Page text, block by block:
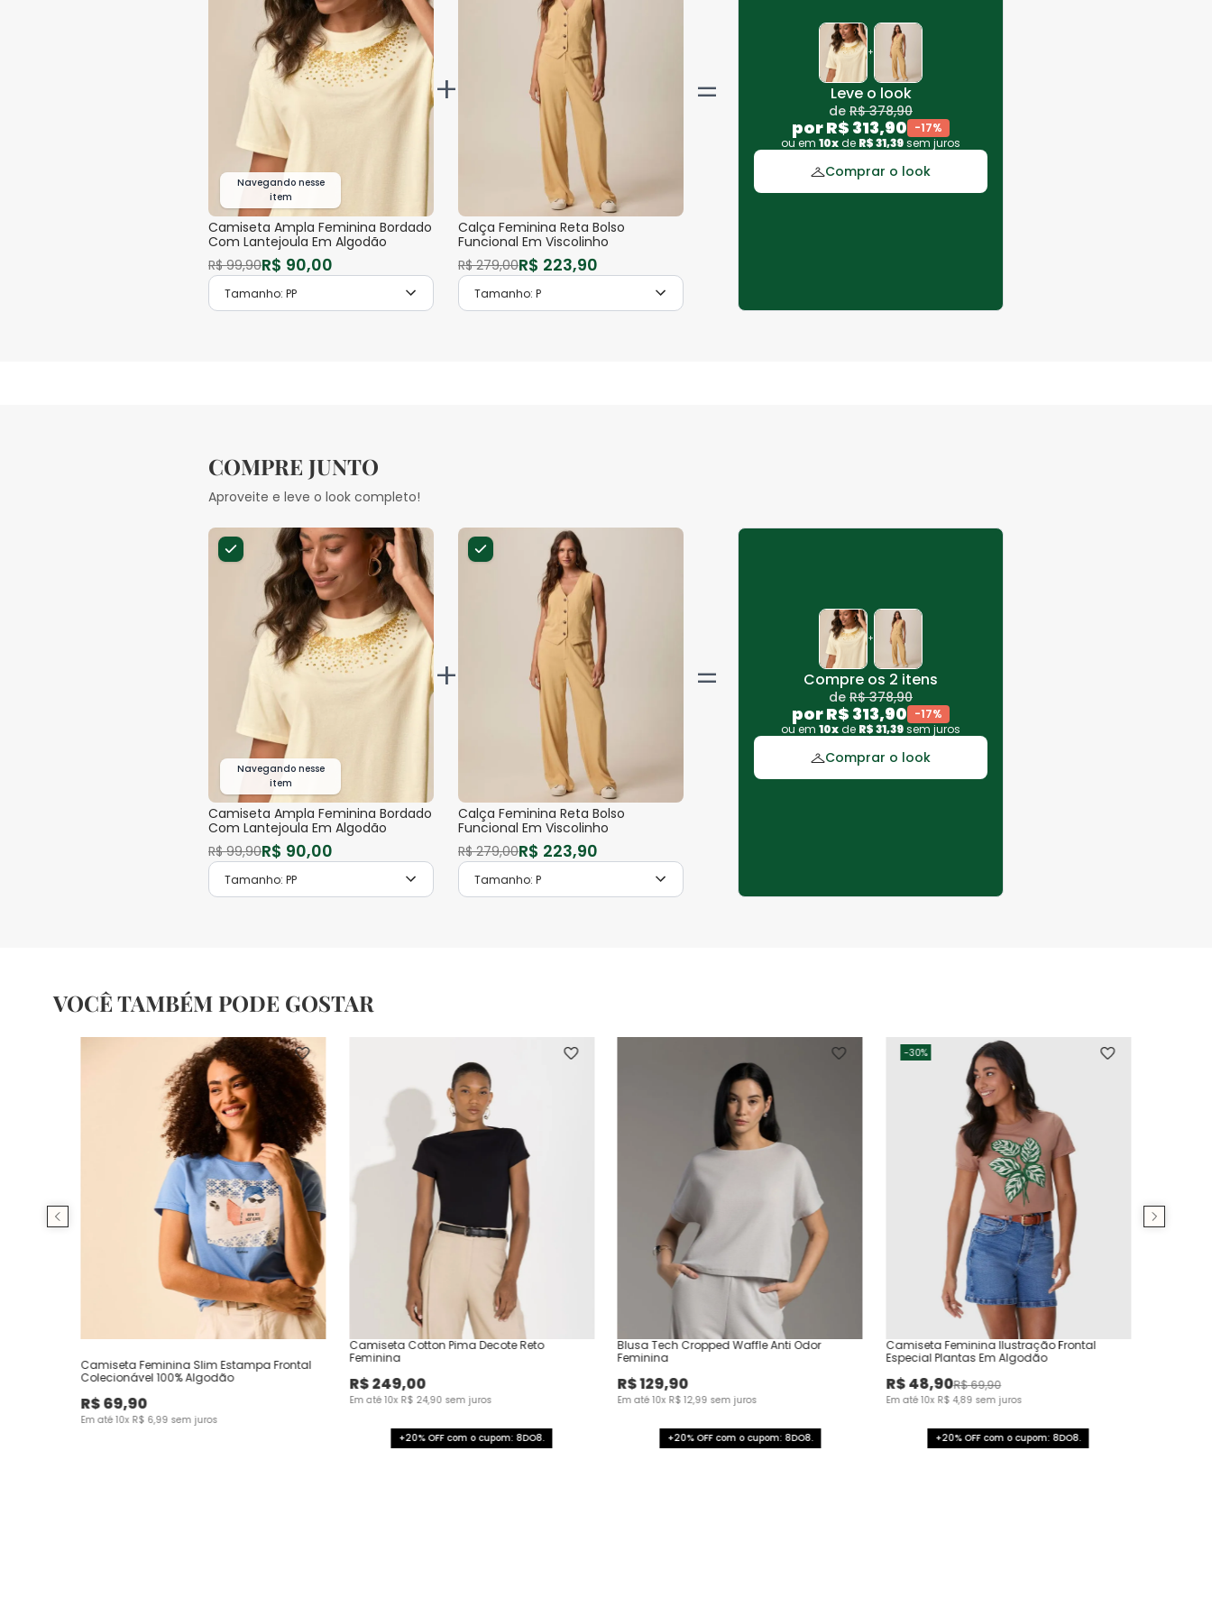
Navegando nesse
item
Camiseta Ampla Feminina Bordado
Com Lantejoula Em Algodão
R$ 99,90R$ 90,00
Tamanho: PP
+
Calça Feminina Reta Bolso
Funcional Em Viscolinho
R$ 279,00R$ 223,90
Tamanho: P
+
Leve o look
de R$ 378,90
porR$ 313,90 -17%
ou em 10xde R$31,39sem juros
Comprar o look
COMPRE JUNTO
Aproveite e leve o look completo!
Navegando nesse
item
Camiseta Ampla Feminina Bordado
Com Lantejoula Em Algodão
R$ 99,90R$ 90,00
Tamanho: PP
+
Calça Feminina Reta Bolso
Funcional Em Viscolinho
R$ 279,00R$ 223,90
Tamanho: P
+
Compre os 2 itens
de R$ 378,90
porR$ 313,90 -17%
ou em 10xde R$31,39sem juros
Comprar o look
VOCÊ TAMBÉM PODE GOSTAR
Camiseta Feminina Slim Estampa Frontal
Colecionável 100% Algodão
R$69,90
Em até10x R$ 6,99 sem juros
Camiseta Cotton Pima Decote Reto
Feminina
R$249,00
Em até10x R$ 24,90 sem juros
+20% OFF com o cupom: 8DO8.
Blusa Tech Cropped Waffle Anti Odor
Feminina
R$129,90
Em até10x R$ 12,99 sem juros
+20% OFF com o cupom: 8DO8.
-30%
Camiseta Feminina Ilustração Frontal
Especial Plantas Em Algodão
R$48,90R$69,90
Em até10x R$ 4,89 sem juros
+20% OFF com o cupom: 8DO8.